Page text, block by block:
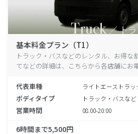
基本料金プラン（T1）
トラック・バスなどのレンタル、お得な
てなどの詳細は、こちらから各店舗にお
代表車種 ライトエーストラッ
ボディタイプ トラック・バスなど
営業時間 08:00-20:00
6時間まで5,500円